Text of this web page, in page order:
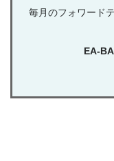
毎月のフォワード
EA-